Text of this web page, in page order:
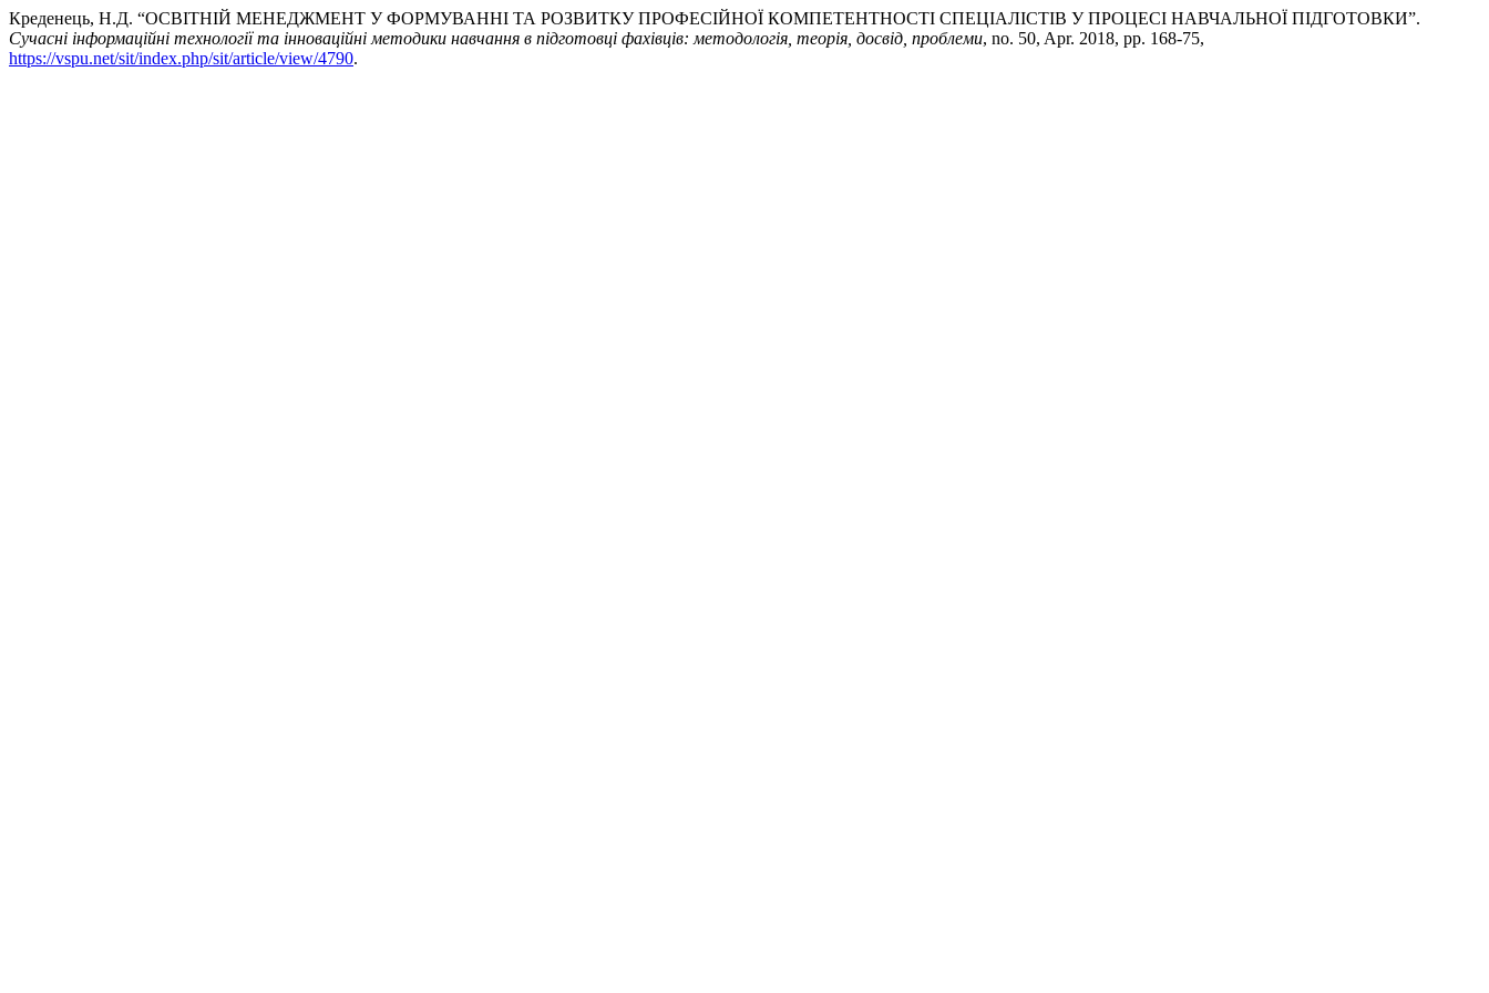
Креденець, Н.Д. “ОСВІТНІЙ МЕНЕДЖМЕНТ У ФОРМУВАННІ ТА РОЗВИТКУ ПРОФЕСІЙНОЇ КОМПЕТЕНТНОСТІ СПЕЦІАЛІСТІВ У ПРОЦЕСІ НАВЧАЛЬНОЇ ПІДГОТОВКИ”.
Сучасні інформаційні технології та інноваційні методики навчання в підготовці фахівців: методологія, теорія, досвід, проблеми, no. 50, Apr. 2018, pp. 168-75,
https://vspu.net/sit/index.php/sit/article/view/4790.